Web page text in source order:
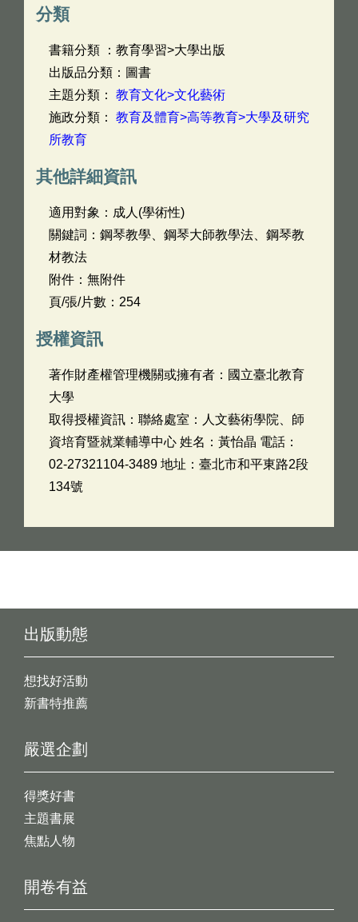
分類
書籍分類 ：教育學習>大學出版
出版品分類：圖書
主題分類： 教育文化>文化藝術
施政分類： 教育及體育>高等教育>大學及研究
所教育
其他詳細資訊
適用對象：成人(學術性)
關鍵詞：鋼琴教學、鋼琴大師教學法、鋼琴教
材教法
附件：無附件
頁/張/片數：254
授權資訊
著作財產權管理機關或擁有者：國立臺北教育
大學
取得授權資訊：聯絡處室：人文藝術學院、師
資培育暨就業輔導中心 姓名：黃怡晶 電話：
02-27321104-3489 地址：臺北市和平東路2段
134號
出版動態
想找好活動
新書特推薦
開卷有益
嚴選企劃
得獎好書
主題書展
焦點人物